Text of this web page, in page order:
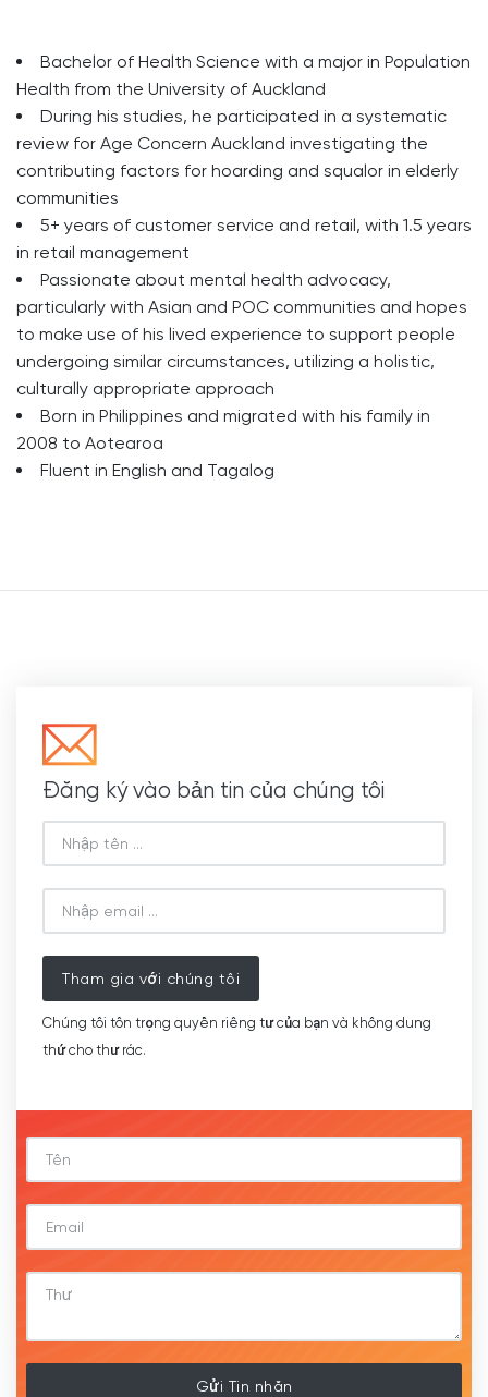
Bachelor of Health Science with a major in Population
Health from the University of Auckland
During his studies, he participated in a systematic
review for Age Concern Auckland investigating the
contributing factors for hoarding and squalor in elderly
communities
5+ years of customer service and retail, with 1.5 years
in retail management
Passionate about mental health advocacy,
particularly with Asian and POC communities and hopes
to make use of his lived experience to support people
undergoing similar circumstances, utilizing a holistic,
culturally appropriate approach
Born in Philippines and migrated with his family in
2008 to Aotearoa
Fluent in English and Tagalog
Đăng ký vào bản tin của chúng tôi
Tham gia với chúng tôi
Chúng tôi tôn trọng quyền riêng tư của bạn và không dung
thứ cho thư rác.
Gửi Tin nhắn